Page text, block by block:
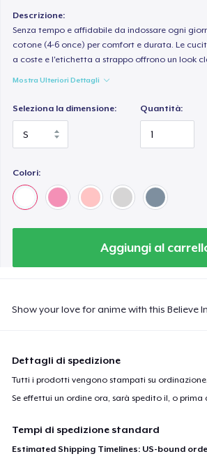
Descrizione:
Senza tempo e affidabile da indossare ogni
cotone (4-6 once) per comfort e durata. Le
a coste e l'etichetta a strappo offrono un look
Mostra Ulteriori Dettagli
Seleziona la dimensione: Quantità:
Colori:
Aggiungi al
Show your love for anime with this Believe
Dettagli di spedizione
Tutti i prodotti vengono stampati su ordinazione.
Se effettui un ordine ora, sarà spedito il, o prima
Tempi di spedizione standard
Estimated Shipping Timelines: US-bound